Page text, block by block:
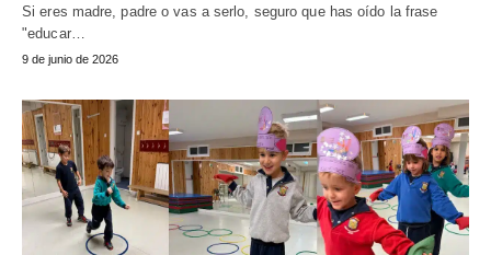
Si eres madre, padre o vas a serlo, seguro que has oído la frase
"educar…
9 de junio de 2026